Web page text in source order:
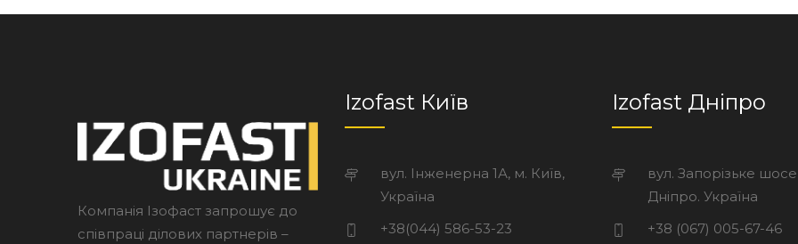
Компанія Ізофаст запрошує до
співпраці ділових партнерів –
Izofast Київ
вул. Інженерна 1А, м. Київ,
Україна
+38(044) 586-53-23
Izofast Дніпро
вул. Запорізьке
Дніпро. Україна
+38 (067) 005-67-46